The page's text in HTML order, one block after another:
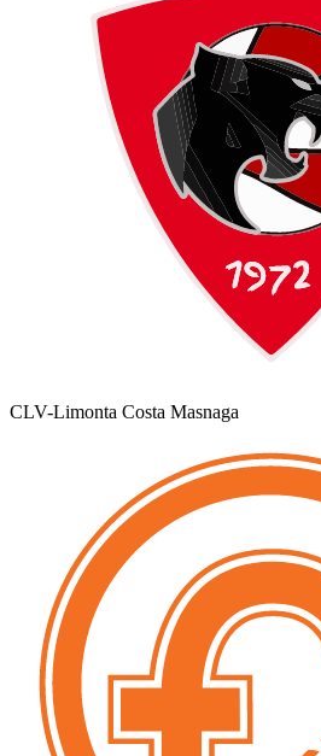
CLV-Limonta Costa Masnaga